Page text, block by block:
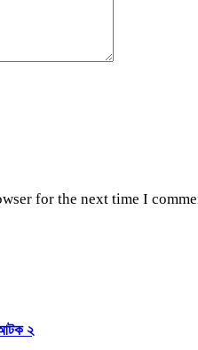
for the next time I
আটক ২